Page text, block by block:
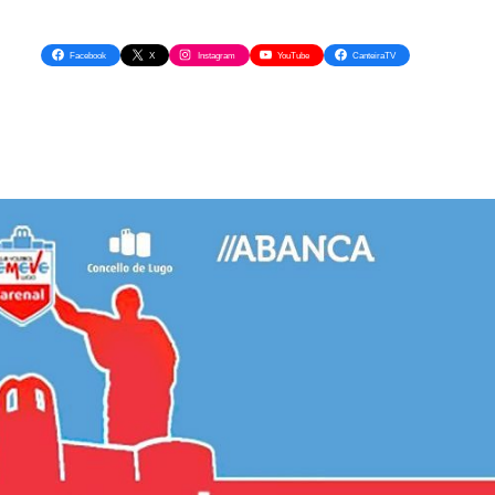
Facebook X Instagram YouTube CanteiraTV